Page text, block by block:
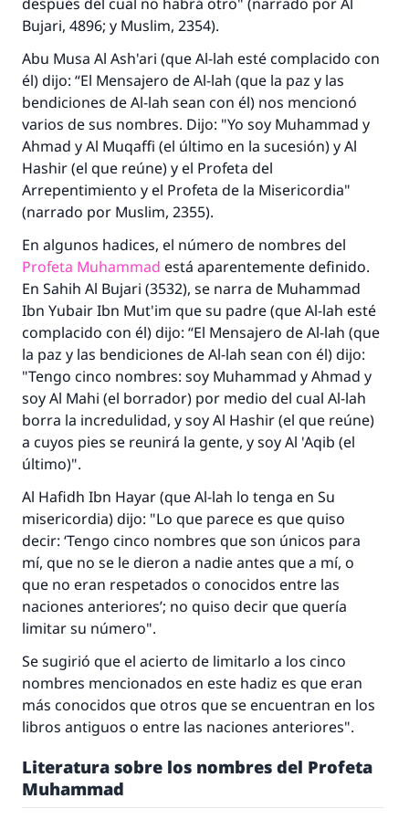
Bujari, 4896; y Muslim, 2354).
Abu Musa Al Ash'ari (que Al-lah esté complacido con
él) dijo: “El Mensajero de Al-lah (que la paz y las
bendiciones de Al-lah sean con él) nos mencionó
varios de sus nombres. Dijo: "Yo soy Muhammad y
Ahmad yAl Muqaffi (el último en la sucesión) yAl
Hashir(el que reúne) y el Profeta del
Arrepentimiento y el Profeta de la Misericordia"
(narrado por Muslim, 2355).
En algunos hadices, el número de nombres del
Profeta Muhammad está aparentemente definido.
En Sahih Al Bujari (3532), se narra de Muhammad
Ibn Yubair Ibn Mut'im que su padre (que Al-lah esté
complacido con él) dijo: “El Mensajero de Al-lah (que
la paz y las bendiciones de Al-lah sean con él) dijo:
"Tengo cinco nombres: soy Muhammad y Ahmad y
soyAl Mahi (el borrador) por medio del cual Al-lah
borra la incredulidad, y soyAl Hashir(el que reúne)
a cuyos pies se reunirá la gente, y soyAl 'Aqib (el
último)".
Al Hafidh Ibn Hayar (que Al-lah lo tenga en Su
misericordia) dijo: "Lo que parece es que quiso
decir: ‘Tengo cinco nombres que son únicos para
mí, que no se le dieron a nadie antes que a mí, o
que no eran respetados o conocidos entre las
naciones anteriores’; no quiso decir que quería
limitar su número".
Se sugirió que el acierto de limitarlo a los cinco
nombres mencionados en este hadiz es que eran
más conocidos que otros que se encuentran en los
libros antiguos o entre las naciones anteriores".
Literatura sobre los nombres del Profeta
Muhammad